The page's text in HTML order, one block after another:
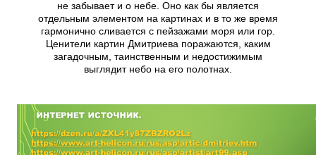
не забывает и о небе. Оно как бы является
отдельным элементом на картинах и в то же время
гармонично сливается с пейзажами моря или гор.
Ценители картин Дмитриева поражаются, каким
загадочным, таинственным и недостижимым
выглядит небо на его полотнах.